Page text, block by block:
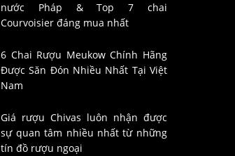
nước Pháp & Top 7 chai
Courvoisier đáng mua nhất
6 Chai Rượu Meukow Chính Hãng
Được Săn Đón Nhiều Nhất Tại Việt
Nam
Giá rượu Chivas luôn nhận được
sự quan tâm nhiều nhất từ những
tín đồ rượu ngoại